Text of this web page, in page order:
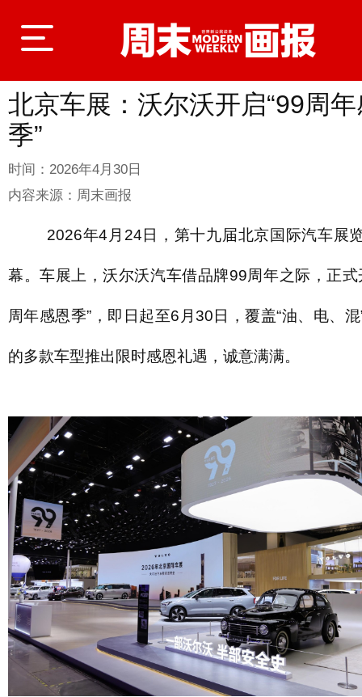
登录
首页
商业
生活 文化 美食
周末 城市 玩物
短片 时事 潮流 艺术
北京车展：沃尔沃开启“99周
季”
时间： 2026年4月30日
内容来源： 周末画报
2026年4月24日，第十九届北京国际汽车展
幕。车展上，沃尔沃汽车借品牌99周年之际，正式
周年感恩季”，即日起至6月30日，覆盖“油、电、
的多款车型推出限时感恩礼遇，诚意满满。